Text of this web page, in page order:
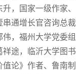
，国家一级作家、
通增长官咨询总裁
，福州大学党委组
途，临沂大学图书
论》作者、鲁南制